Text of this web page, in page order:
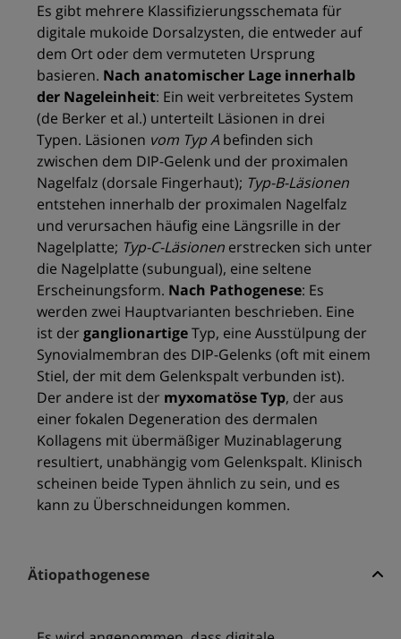
Es gibt mehrere Klassifizierungsschemata für
digitale mukoide Dorsalzysten, die entweder auf
dem Ort oder dem vermuteten Ursprung
basieren. Nach anatomischer Lage innerhalb
der Nageleinheit: Ein weit verbreitetes System
(de Berker et al.) unterteilt Läsionen in drei
Typen. Läsionen vom Typ Abefinden sich
zwischen dem DIP-Gelenk und der proximalen
Nagelfalz (dorsale Fingerhaut); Typ-B-Läsionen
entstehen innerhalb der proximalen Nagelfalz
und verursachen häufig eine Längsrille in der
Nagelplatte; Typ-C-Läsionenerstrecken sich unter
die Nagelplatte (subungual), eine seltene
Erscheinungsform. Nach Pathogenese: Es
werden zwei Hauptvarianten beschrieben. Eine
ist der ganglionartigeTyp, eine Ausstülpung der
Synovialmembran des DIP-Gelenks (oft mit einem
Stiel, der mit dem Gelenkspalt verbunden ist).
Der andere ist der myxomatöse Typ, der aus
einer fokalen Degeneration des dermalen
Kollagens mit übermäßiger Muzinablagerung
resultiert, unabhängig vom Gelenkspalt. Klinisch
scheinen beide Typen ähnlich zu sein, und es
kann zu Überschneidungen kommen.
Ätiopathogenese